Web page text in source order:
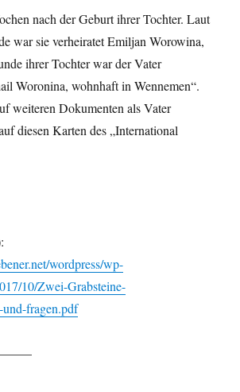
nach der Geburt ihrer Tochter. Laut
war sie verheiratet Emiljan Worowina,
ihrer Tochter war der Vater
Woronina, wohnhaft in Wennemen“.
weiteren Dokumenten als Vater
diesen Karten des „International
wordpress/wp-
10/Zwei-Grabsteine-
fragen.pdf